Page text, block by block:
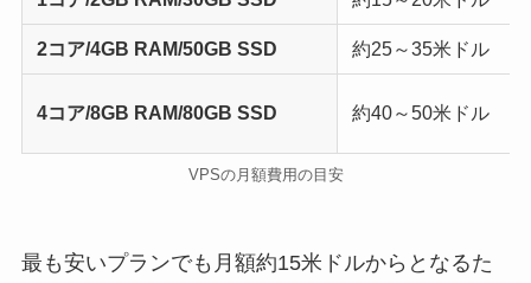
2コア/4GB RAM/50GB SSD 約25～35米ドル
4コア/8GB RAM/80GB SSD 約40～50米ドル
VPSの月額費用の目安
最も安いプランでも月額約15米ドルからとなるた